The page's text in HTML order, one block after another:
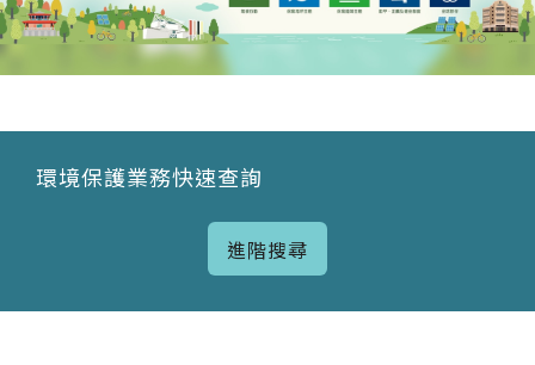
環境保護業務快速查詢
進階搜尋